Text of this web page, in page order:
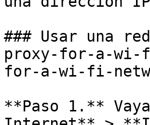
### Usar una
proxy-for-a-wi-
for-a-wi-fi-
**Paso 1.**